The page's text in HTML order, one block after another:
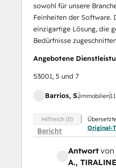
sowohl für unsere
Feinheiten der Software.
einzigartige Lösung, die
Bedürfnisse
Angebotene
53001, 5 und 7
Barrios, S.Immobilien
Hilfreich (0)
Bericht
Original-
Antwort von
A.,